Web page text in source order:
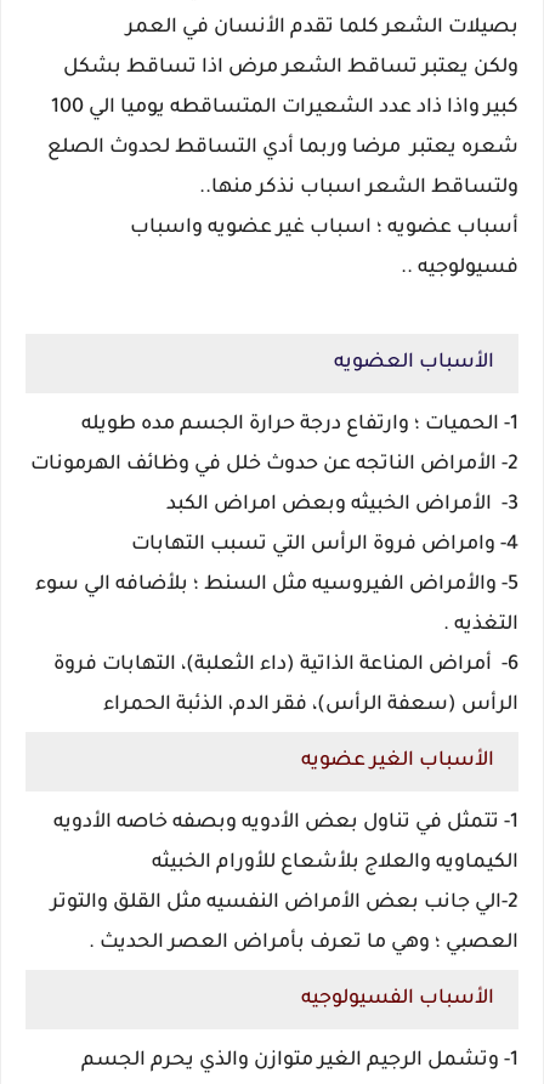
بصيلات الشعر كلما تقدم الأنسان في العمر
ولكن يعتبر تساقط الشعر مرض اذا تساقط بشكل
كبير واذا ذاد عدد الشعيرات المتساقطه يوميا الي 100
شعره يعتبر مرضا وربما أدي التساقط لحدوث الصلع
ولتساقط الشعر اسباب نذكر منها..
أسباب عضويه ؛ اسباب غير عضويه واسباب
فسيولوجيه ..
الأسباب العضويه
1- الحميات ؛ وارتفاع درجة حرارة الجسم مده طويله
2- الأمراض الناتجه عن حدوث خلل في وظائف الهرمونات
3- الأمراض الخبيثه وبعض امراض الكبد
4- وامراض فروة الرأس التي تسبب التهابات
5- والأمراض الفيروسيه مثل السنط ؛ بلأضافه الي سوء
التغذيه .
6-
أمراض المناعة الذاتية (داء الثعلبة)، التهابات فروة
الرأس (سعفة الرأس)، فقر الدم، الذئبة الحمراء
الأسباب الغير عضويه
1- تتمثل في تناول بعض الأدويه وبصفه خاصه الأدويه
الكيماويه والعلاج بلأشعاع للأورام الخبيثه
2-الي جانب بعض الأمراض النفسيه مثل القلق والتوتر
العصبي ؛ وهي ما تعرف بأمراض العصر الحديث .
الأسباب الفسيولوجيه
1- وتشمل الرجيم الغير متوازن والذي يحرم الجسم